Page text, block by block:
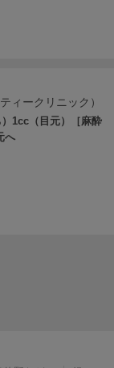
ィークリニック）
1cc（目元）［麻酔
へ